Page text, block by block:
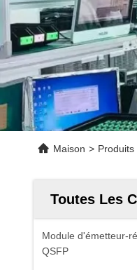
Maison > Produits
Toutes Les
Module d'émetteur-
QSFP